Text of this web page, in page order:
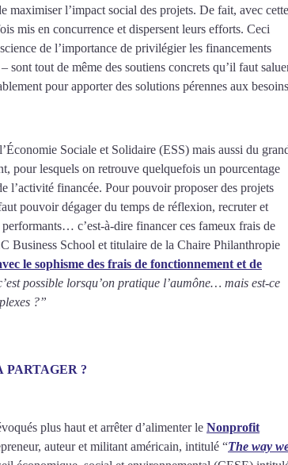
maximiser l’impact social des projets. De fait, avec cette
mis en concurrence et dispersent leurs efforts. Ceci
de l’importance de privilégier les financements
tout de même des soutiens concrets qu’il faut
pour apporter des solutions pérennes aux besoins
Sociale et Solidaire (ESS) mais aussi du
pour lesquels on retrouve quelquefois un pourcentage
l’activité financée. Pour pouvoir proposer des projets
pouvoir dégager du temps de réflexion, recruter et
c’est-à-dire financer ces fameux frais de
Business School et titulaire de la Chaire Philanthropie
le sophisme des frais de fonctionnement et de
possible lorsqu’on pratique l’aumône… mais est-ce
?”
PARTAGER ?
plus haut et arrêter d’alimenter le Nonprofit
auteur et militant américain, intitulé “The way